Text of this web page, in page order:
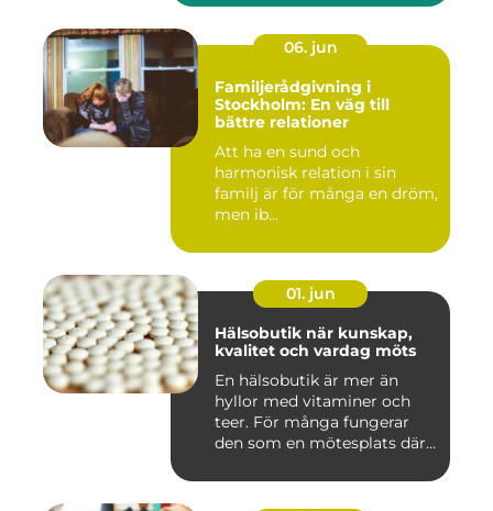
06. jun
Familjerådgivning i
Stockholm: En väg till
bättre relationer
Att ha en sund och
harmonisk relation i sin
familj är för många en dröm,
men ib...
01. jun
Hälsobutik när kunskap,
kvalitet och vardag möts
En hälsobutik är mer än
hyllor med vitaminer och
teer. För många fungerar
den som en mötesplats där